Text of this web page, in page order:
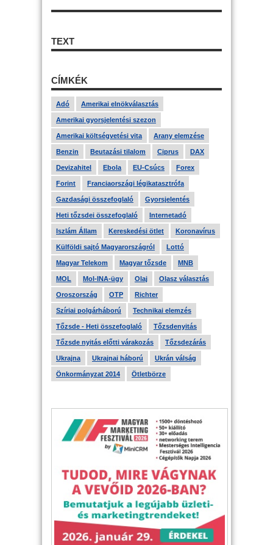
TEXT
CÍMKÉK
Adó Amerikai elnökválasztás
Amerikai gyorsjelentési szezon
Amerikai költségvetési vita Arany elemzése
Benzin Beutazási tilalom Ciprus DAX
Devizahitel Ebola EU-Csúcs Forex
Forint Franciaországi légikatasztrófa
Gazdasági összefoglaló Gyorsjelentés
Heti tőzsdei összefoglaló Internetadó
Iszlám Állam Kereskedési ötlet Koronavírus
Külföldi sajtó Magyarországról Lottó
Magyar Telekom Magyar tőzsde MNB
MOL Mol-INA-ügy Olaj Olasz választás
Oroszország OTP Richter
Szíriai polgárháború Technikai elemzés
Tőzsde - Heti összefoglaló Tőzsdenyitás
Tőzsde nyitás előtti várakozás Tőzsdezárás
Ukrajna Ukrajnai háború Ukrán válság
Önkormányzat 2014 Ötletbörze